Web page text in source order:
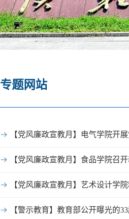
专题网站
【党风廉政宣教月】电气学院开
【党风廉政宣教月】食品学院召
【党风廉政宣教月】艺术设计学
【警示教育】教育部公开曝光的